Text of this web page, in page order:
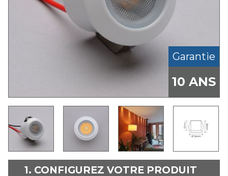
Garantie
10 ANS
1. CONFIGUREZ VOTRE PRODUIT